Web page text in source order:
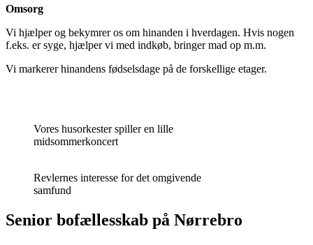
Omsorg
Vi hjælper og bekymrer os om hinanden i hverdagen. Hvis nogen
f.eks. er syge, hjælper vi med indkøb, bringer mad op m.m.
Vi markerer hinandens fødselsdage på de forskellige etager.
Vores husorkester spiller en lille
midsommerkoncert
Revlernes interesse for det omgivende
samfund
Senior bofællesskab på Nørrebro